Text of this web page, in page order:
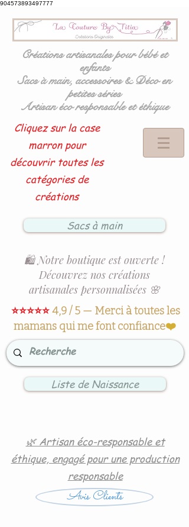
904573893497777
Créations artisanales pour bébé et
enfants
Sacs à main, accessoires & Déco en
petites séries
Artisan éco responsable et éthique
Cliquez sur la case
marron pour
découvrir toutes les
catégories de
créations
Sacs à main
🛍️ Notre boutique est ouverte !
Découvrez nos créations
artisanales personnalisées 🌸
⭐⭐⭐⭐⭐4,9 / 5 — Merci à toutes les
mamans qui me font confiance❤️
Liste de Naissance
🌿 Artisan éco-responsable et
éthique, engagé pour une production
responsable
Avis Clients